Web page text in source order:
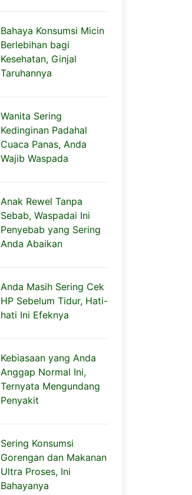
Bahaya Konsumsi Micin
Berlebihan bagi
Kesehatan, Ginjal
Taruhannya
Wanita Sering
Kedinginan Padahal
Cuaca Panas, Anda
Wajib Waspada
Anak Rewel Tanpa
Sebab, Waspadai Ini
Penyebab yang Sering
Anda Abaikan
Anda Masih Sering Cek
HP Sebelum Tidur, Hati-
hati Ini Efeknya
Kebiasaan yang Anda
Anggap Normal Ini,
Ternyata Mengundang
Penyakit
Sering Konsumsi
Gorengan dan Makanan
Ultra Proses, Ini
Bahayanya